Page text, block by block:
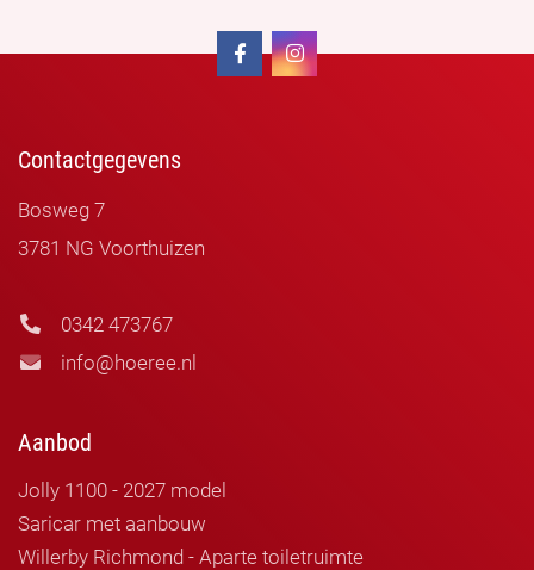
Contactgegevens
Bosweg 7
3781 NG Voorthuizen
0342 473767
info@hoeree.nl
Aanbod
Jolly 1100 - 2027 model
Saricar met aanbouw
Willerby Richmond - Aparte toiletruimte